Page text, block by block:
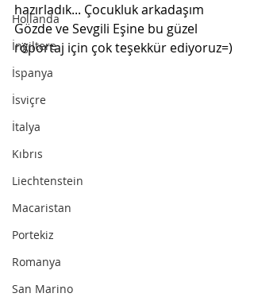
Hollanda
İngiltere
İspanya
İsviçre
İtalya
Kıbrıs
Liechtenstein
Macaristan
Portekiz
Romanya
San Marino
hazırladık... Çocukluk arkadaşım
Gözde ve Sevgili Eşine bu güzel
röportaj için çok teşekkür ediyoruz=)